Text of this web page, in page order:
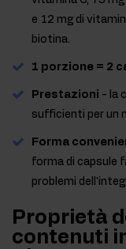
e 12 mg di
biotina.
1 porzione = 2
Prestazioni - la
sufficienti per un
Forma
forma di capsule
problemi
Proprietà
contenuti